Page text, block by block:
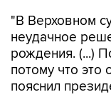
"В Верховном
неудачное
рождения. (...)
потому что это
пояснил